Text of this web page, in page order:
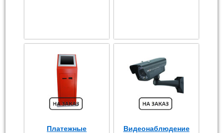
Платежные
Видеонаблюдение